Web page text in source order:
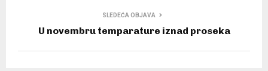
SLEDEĆA OBJAVA
U novembru temparature iznad proseka